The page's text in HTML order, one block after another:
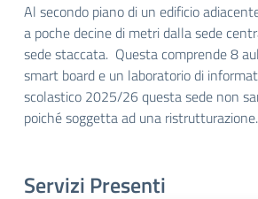
Al secondo piano di un edificio
a poche decine di metri dalla sede
sede staccata. Questa comprende 8
smart board e un laboratorio di
scolastico 2025/26 questa sede non
poiché soggetta ad una ristrutturazione.
Servizi Presenti